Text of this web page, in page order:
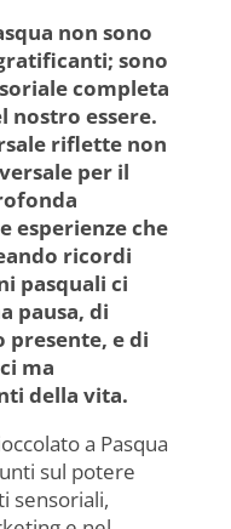
non sono
sono
completa
nostro essere.
riflette non
per il
esperienze che
ricordi
pasquali ci
pausa, di
e di
ma
della vita.
a Pasqua
sul potere
sensoriali,